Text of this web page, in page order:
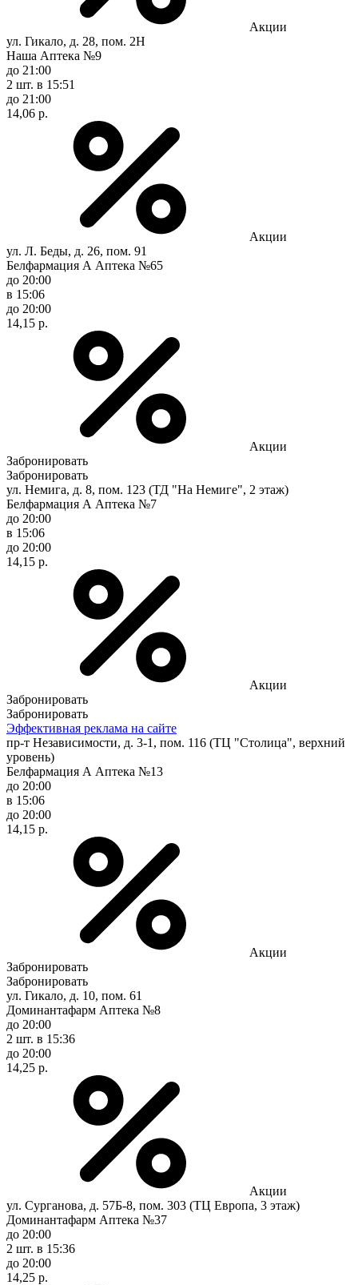
Акции
ул. Гикало, д. 28, пом. 2Н
Наша Аптека №9
до 21:00
2 шт. в 15:51
до 21:00
14,06 р.
Акции
ул. Л. Беды, д. 26, пом. 91
Белфармация А Аптека №65
до 20:00
в 15:06
до 20:00
14,15 р.
Акции
Забронировать
Забронировать
ул. Немига, д. 8, пом. 123 (ТД "На Немиге", 2 этаж)
Белфармация А Аптека №7
до 20:00
в 15:06
до 20:00
14,15 р.
Акции
Забронировать
Забронировать
Эффективная реклама на сайте
пр-т Независимости, д. 3-1, пом. 116 (ТЦ "Столица", верхний
уровень)
Белфармация А Аптека №13
до 20:00
в 15:06
до 20:00
14,15 р.
Акции
Забронировать
Забронировать
ул. Гикало, д. 10, пом. 61
Доминантафарм Аптека №8
до 20:00
2 шт. в 15:36
до 20:00
14,25 р.
Акции
ул. Сурганова, д. 57Б-8, пом. 303 (ТЦ Европа, 3 этаж)
Доминантафарм Аптека №37
до 20:00
2 шт. в 15:36
до 20:00
14,25 р.